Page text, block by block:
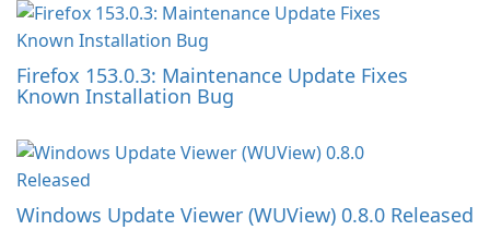
Firefox 153.0.3: Maintenance Update Fixes
Known Installation Bug
Windows Update Viewer (WUView) 0.8.0 Released